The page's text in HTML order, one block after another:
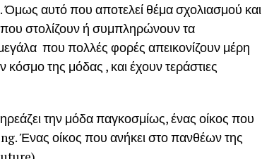
Όμως αυτό που αποτελεί θέμα σχολιασμού και
που στολίζουν ή συμπληρώνουν τα
που πολλές φορές απεικονίζουν μέρη
της μόδας , και έχουν τεράστιες
την μόδα παγκοσμίως, ένας οίκος που
Ένας οίκος που ανήκει στο πανθέων της